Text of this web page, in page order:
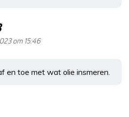
om 15:46
en toe met wat olie insmeren.